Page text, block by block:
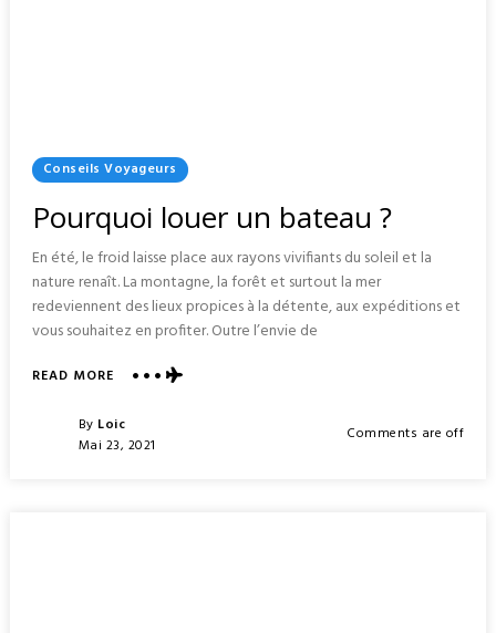
Posted
In
Conseils Voyageurs
Pourquoi louer un bateau ?
En été, le froid laisse place aux rayons vivifiants du soleil et la
nature renaît. La montagne, la forêt et surtout la mer
redeviennent des lieux propices à la détente, aux expéditions et
vous souhaitez en profiter. Outre l’envie de
READ MOREABOUT
LOUER
UN
Posted
By Loic
Posted
Mai 23, 2021
Comments are off